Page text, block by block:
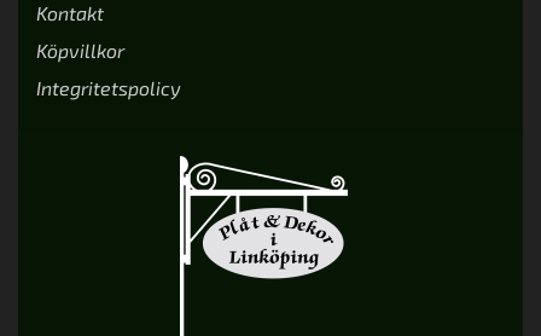
Kontakt
Köpvillkor
Integritetspolicy